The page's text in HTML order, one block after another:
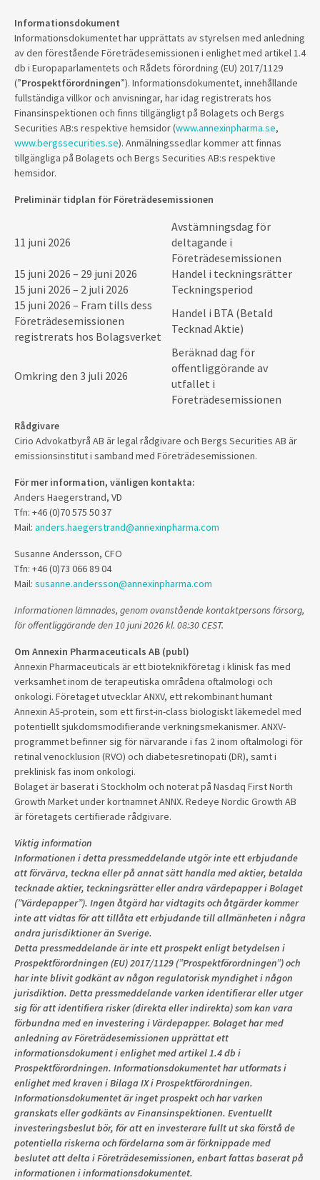
Informationsdokument
Informationsdokumentet har upprättats av styrelsen med anledning
av den förestående Företrädesemissionen i enlighet med artikel 1.4
db i Europaparlamentets och Rådets förordning (EU) 2017/1129
(”Prospektförordningen”). Informationsdokumentet, innehållande
fullständiga villkor och anvisningar, har idag registrerats hos
Finansinspektionen och finns tillgängligt på Bolagets och Bergs
Securities AB:s respektive hemsidor (www.annexinpharma.se,
www.bergssecurities.se). Anmälningssedlar kommer att finnas
tillgängliga på Bolagets och Bergs Securities AB:s respektive
hemsidor.
Preliminär tidplan för Företrädesemissionen
11 juni 2026
Avstämningsdag för
deltagande i
Företrädesemissionen
15 juni 2026 – 29 juni 2026
Handel i teckningsrätter
15 juni 2026 – 2 juli 2026
Teckningsperiod
15 juni 2026 – Fram tills dess
Företrädesemissionen
registrerats hos Bolagsverket
Handel i BTA (Betald
Tecknad Aktie)
Omkring den 3 juli 2026
Beräknad dag för
offentliggörande av
utfallet i
Företrädesemissionen
Rådgivare
Cirio Advokatbyrå AB är legal rådgivare och Bergs Securities AB är
emissionsinstitut i samband med Företrädesemissionen.
För mer information, vänligen kontakta:
Anders Haegerstrand, VD
Tfn: +46 (0)70 575 50 37
Mail: anders.haegerstrand@annexinpharma.com
Susanne Andersson, CFO
Tfn: +46 (0)73 066 89 04
Mail: susanne.andersson@annexinpharma.com
Informationen lämnades, genom ovanstående kontaktpersons försorg,
för offentliggörande den 10 juni 2026 kl. 08:30 CEST.
Om Annexin Pharmaceuticals AB (publ)
Annexin Pharmaceuticals är ett bioteknikföretag i klinisk fas med
verksamhet inom de terapeutiska områdena oftalmologi och
onkologi. Företaget utvecklar ANXV, ett rekombinant humant
Annexin A5-protein, som ett first-in-class biologiskt läkemedel med
potentiellt sjukdomsmodifierande verkningsmekanismer. ANXV-
programmet befinner sig för närvarande i fas 2 inom oftalmologi för
retinal venocklusion (RVO) och diabetesretinopati (DR), samt i
preklinisk fas inom onkologi.
Bolaget är baserat i Stockholm och noterat på Nasdaq First North
Growth Market under kortnamnet ANNX. Redeye Nordic Growth AB
är företagets certifierade rådgivare.
Viktig information
Informationen i detta pressmeddelande utgör inte ett erbjudande
att förvärva, teckna eller på annat sätt handla med aktier, betalda
tecknade aktier, teckningsrätter eller andra värdepapper i Bolaget
(”Värdepapper”). Ingen åtgärd har vidtagits och åtgärder kommer
inte att vidtas för att tillåta ett erbjudande till allmänheten i några
andra jurisdiktioner än Sverige.
Detta pressmeddelande är inte ett prospekt enligt betydelsen i
Prospektförordningen (EU) 2017/1129 (”Prospektförordningen”) och
har inte blivit godkänt av någon regulatorisk myndighet i någon
jurisdiktion. Detta pressmeddelande varken identifierar eller utger
sig för att identifiera risker (direkta eller indirekta) som kan vara
förbundna med en investering i Värdepapper. Bolaget har med
anledning av Företrädesemissionen upprättat ett
informationsdokument i enlighet med artikel 1.4 db i
Prospektförordningen. Informationsdokumentet har utformats i
enlighet med kraven i Bilaga IX i Prospektförordningen.
Informationsdokumentet är inget prospekt och har varken
granskats eller godkänts av Finansinspektionen. Eventuellt
investeringsbeslut bör, för att en investerare fullt ut ska förstå de
potentiella riskerna och fördelarna som är förknippade med
beslutet att delta i Företrädesemissionen, enbart fattas baserat på
informationen i informationsdokumentet.